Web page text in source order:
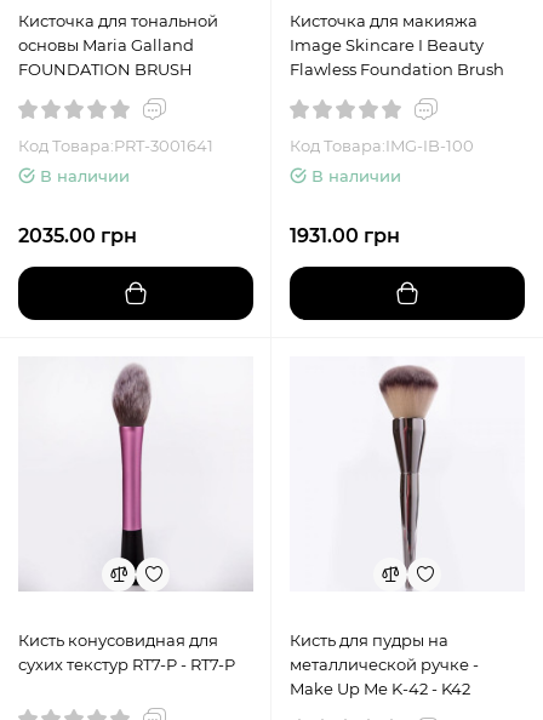
Кисточка для тональной
основы Maria Galland
FOUNDATION BRUSH
Код Товара:PRT-3001641
В наличии
2035.00 грн
Кисточка для макияжа
Image Skincare I Beauty
Flawless Foundation Brush
Код Товара:IMG-IB-100
В наличии
1931.00 грн
Кисть конусовидная для
сухих текстур RT7-P - RT7-P
Кисть для пудры на
металлической ручке -
Make Up Me K-42 - K42